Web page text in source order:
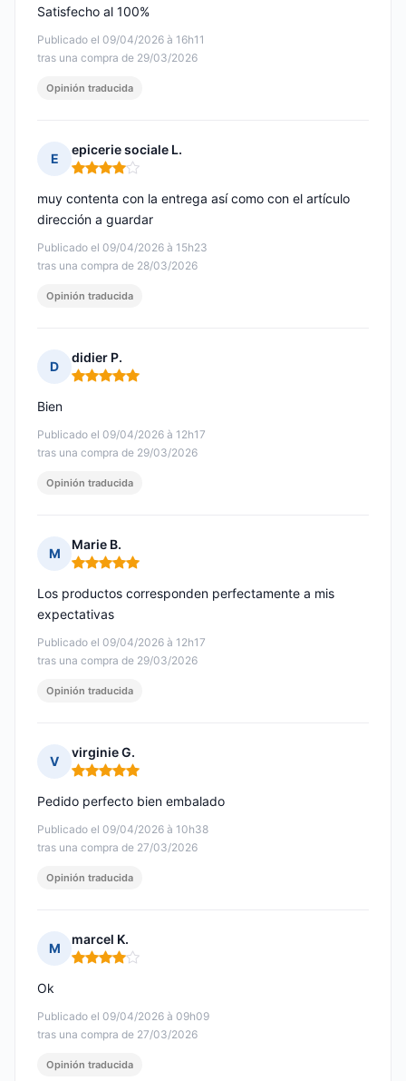
Publicado el 09/04/2026 à 16h11
tras una compra de 29/03/2026
Satisfecho al 100%
Opinión traducida
E
epicerie sociale L.
Nota: 4 de 5
Publicado el 09/04/2026 à 15h23
tras una compra de 28/03/2026
muy contenta con la entrega así como con el artículo
dirección a guardar
Opinión traducida
D
didier P.
Nota: 5 de 5
Publicado el 09/04/2026 à 12h17
tras una compra de 29/03/2026
Bien
Opinión traducida
M
Marie B.
Nota: 5 de 5
Publicado el 09/04/2026 à 12h17
tras una compra de 29/03/2026
Los productos corresponden perfectamente a mis
expectativas
Opinión traducida
V
virginie G.
Nota: 5 de 5
Publicado el 09/04/2026 à 10h38
tras una compra de 27/03/2026
Pedido perfecto bien embalado
Opinión traducida
M
marcel K.
Nota: 4 de 5
Publicado el 09/04/2026 à 09h09
tras una compra de 27/03/2026
Ok
Opinión traducida